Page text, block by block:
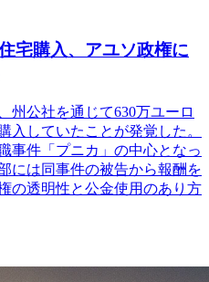
宅購入、アユソ政権に
州公社を通じて630万ユーロ
入していたことが発覚した。
事件「プニカ」の中心となっ
には同事件の被告から報酬を
の透明性と公金使用のあり方